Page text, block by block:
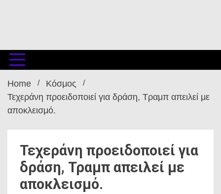
Home
Κόσμος
Τεχεράνη προειδοποιεί για δράση, Τραμπ απειλεί με
αποκλεισμό.
Τεχεράνη προειδοποιεί για
δράση, Τραμπ απειλεί με
αποκλεισμό.